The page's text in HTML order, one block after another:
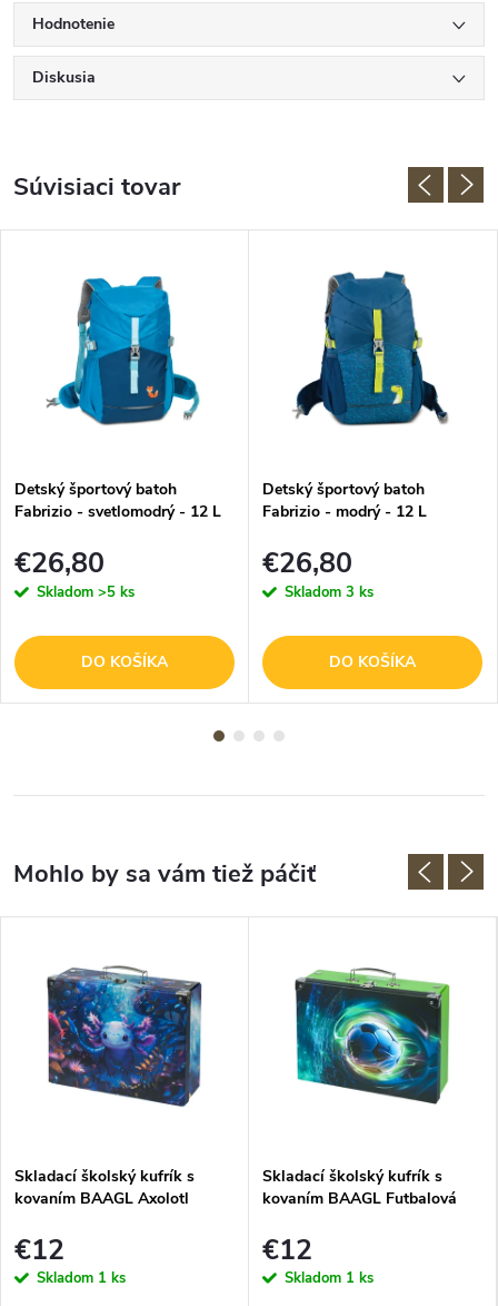
Hodnotenie
Diskusia
Súvisiaci tovar
Detský športový batoh
Fabrizio - svetlomodrý - 12 L
€26,80
Skladom >5 ks
DO KOŠÍKA
Detský športový batoh
Fabrizio - modrý - 12 L
€26,80
Skladom 3 ks
DO KOŠÍKA
Skladací školský kufrík s
kovaním BAAGL Axolotl
€12
Skladom 1 ks
Skladací školský kufrík s
kovaním BAAGL Futbalová
€12
Skladom 1 ks